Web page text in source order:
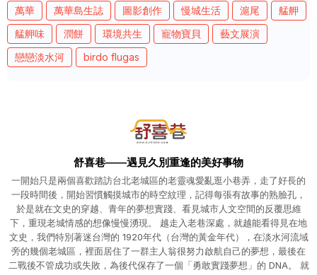
萬華
萬華島生誌 圖影創作 慢城生活 滬尾
艋舺
艋舺味
潤餅 環境共生 寵物寶貝
藝文展演
戀戀淡水河
birdo flugas
舒喜巷——遇見久別重逢的美好事物
一開始只是兩個喜歡踏訪台北老城區的老靈魂愛亂逛小巷弄，走了好長的
一段時間後，開始習慣觸摸城市的時空紋理，記得每張有故事的熟臉孔，
於是就在文史的穿越、青年的夢想實踐、看見城市人文空間的反覆思維
下，重現老城情感的想像慢慢湧現。 越走入老巷深處，就越能看得見在地
文史，我們特別著迷台灣的 1920年代（台灣的黃金年代），在淡水河流域
旁的幾個老城區，裡面居住了一群主人翁很努力啟航自己的夢想，最後在
二戰後不管成功或失敗，為後代保存了一個「勇敢實踐夢想」的 DNA。 就